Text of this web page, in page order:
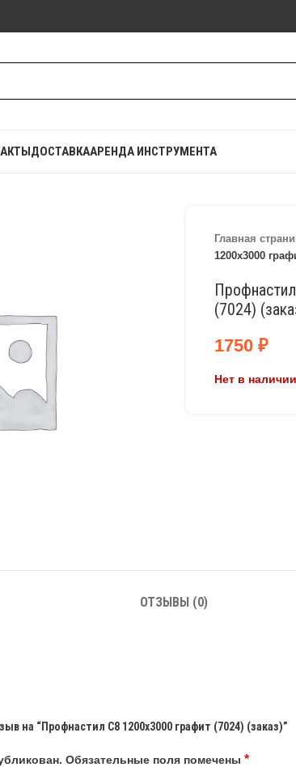
ДОСТАВКААРЕНДА ИНСТРУМЕНТА
Главная
1200х3000
(7024)
1750 ₽
Нет в наличии
ОТЗЫВЫ (0)
на “Профнастил С8 1200х3000 графит (7024) (заказ)”
Обязательные поля помечены *